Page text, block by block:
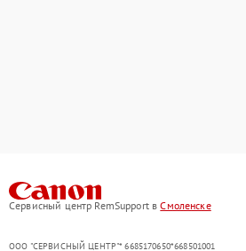
Сервисный центр RemSupport вСмоленске
ООО "СЕРВИСНЫЙ ЦЕНТР"* 6685170650*668501001